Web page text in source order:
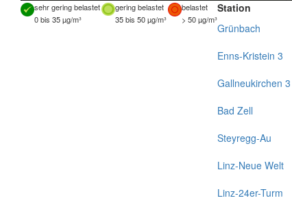
sehr gering belastet gering belastet
belastet
0 bis 35 µg/m³
35 bis 50 µg/m³ > 50 µg/m³
Station
Grünbach
Enns-Kristein 3
Gallneukirchen 3
Bad Zell
Steyregg-Au
Linz-Neue Welt
Linz-24er-Turm